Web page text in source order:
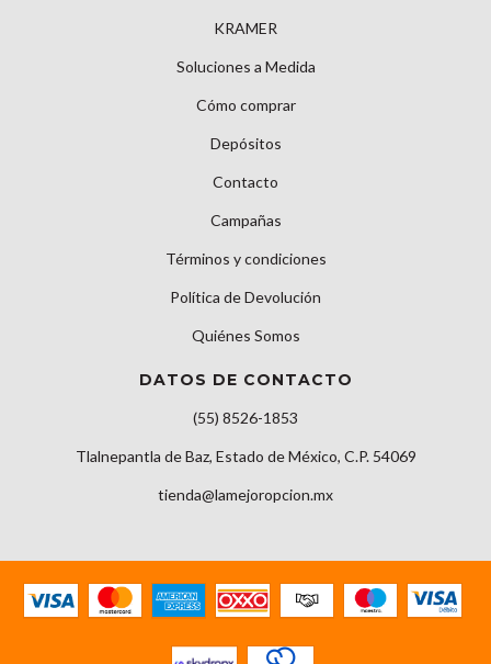
KRAMER
Soluciones a Medida
Cómo comprar
Depósitos
Contacto
Campañas
Términos y condiciones
Política de Devolución
Quiénes Somos
DATOS DE CONTACTO
(55) 8526-1853
Tlalnepantla de Baz, Estado de México, C.P. 54069
tienda@lamejoropcion.mx